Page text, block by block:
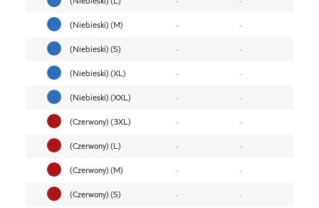
(Niebieski) (M)
-
-
(Niebieski) (S)
-
-
(Niebieski) (XL)
-
-
(Niebieski) (XXL)
-
-
(Czerwony) (3XL)
-
-
(Czerwony) (L)
-
-
(Czerwony) (M)
-
-
(Czerwony) (S)
-
-